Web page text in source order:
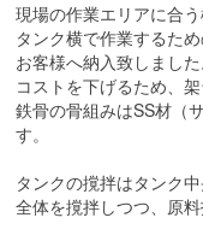
現場の作業エリアに合
タンク横で作業するた
お客様へ納入致しました
コストを下げるため、
鉄骨の骨組みはSS材（
す。
タンクの撹拌はタンク
全体を撹拌しつつ、原